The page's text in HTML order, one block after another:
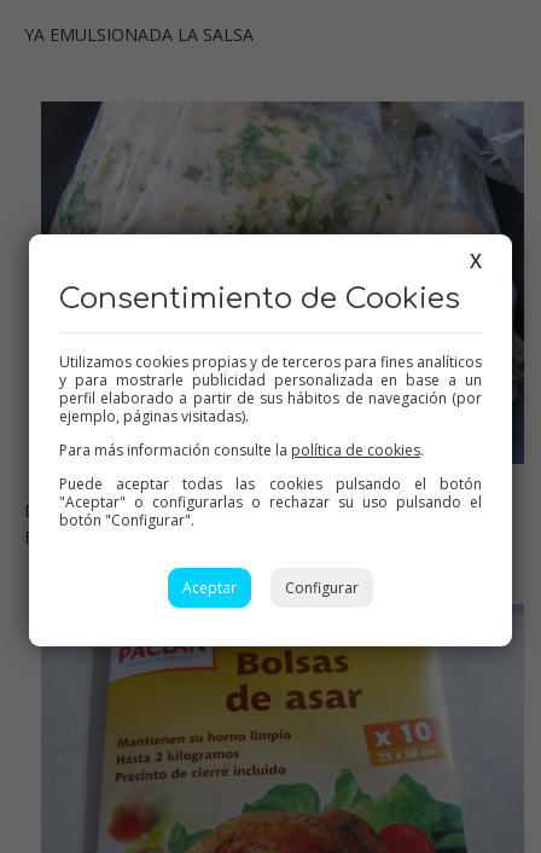
YA EMULSIONADA LA SALSA
DEJAMOS MACERAR UN PAR DE HORITAS METIDITO EN LA
BOLSA DE ASAR
X
Consentimiento de Cookies
Utilizamos cookies propias y de terceros para fines analíticos
y para mostrarle publicidad personalizada en base a un
perfil elaborado a partir de sus hábitos de navegación (por
ejemplo, páginas visitadas).
Para más información consulte la política de cookies.
Puede aceptar todas las cookies pulsando el botón
"Aceptar" o configurarlas o rechazar su uso pulsando el
botón "Configurar".
Aceptar Configurar